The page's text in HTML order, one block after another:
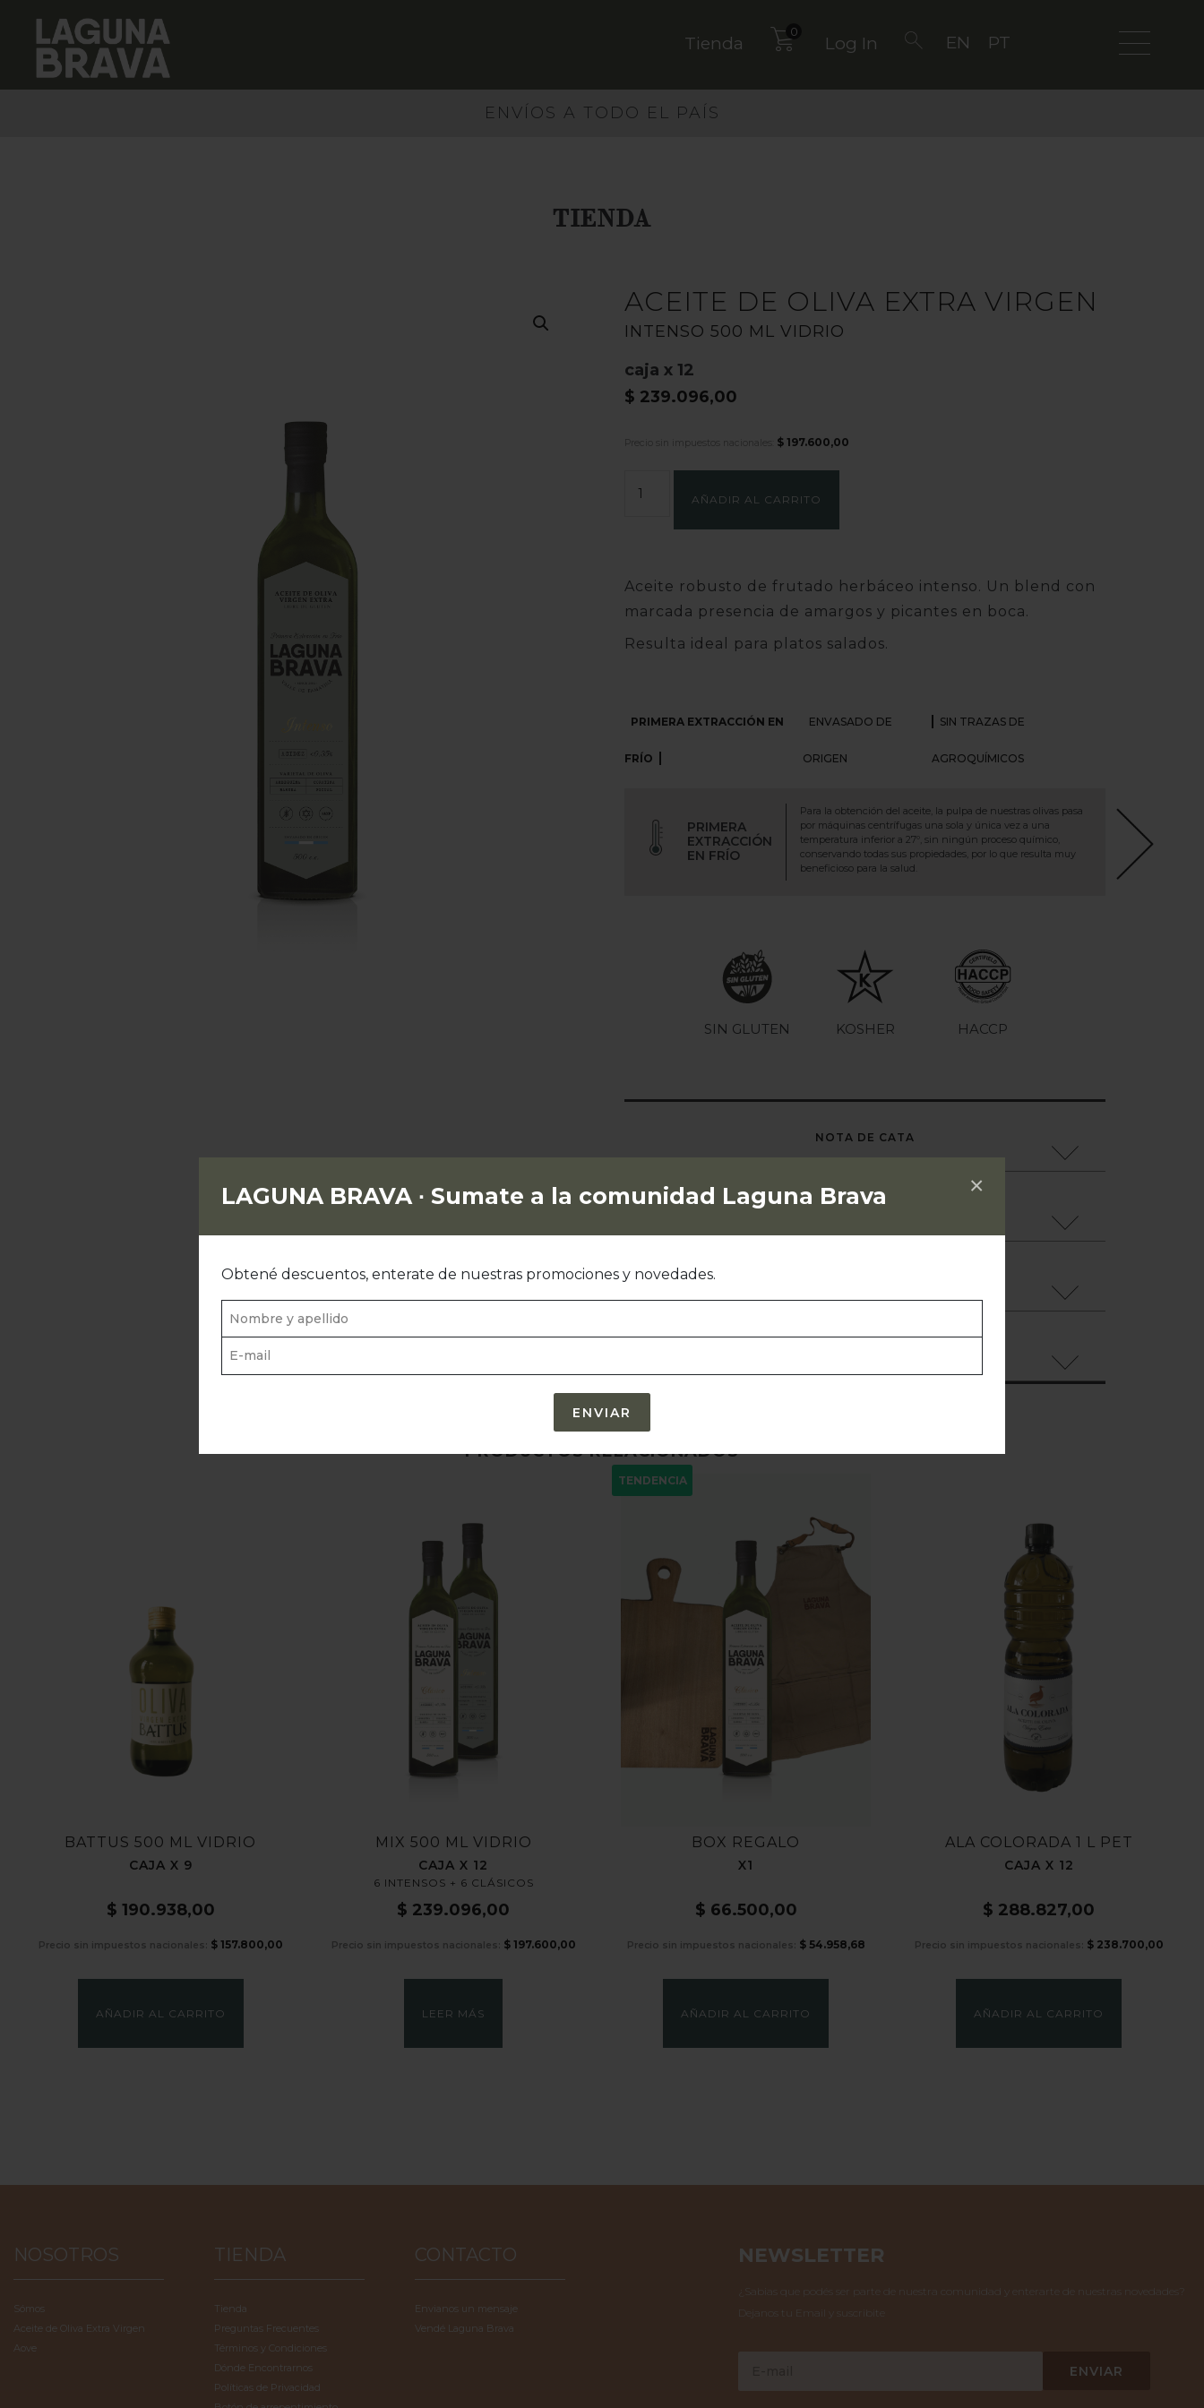
LAGUNA BRAVA ∙ Sumate a la comunidad Laguna Brava
Obtené descuentos, enterate de nuestras promociones y novedades.
×
Tienda
0
Log In EN PT
ENVÍOS A TODO EL PAÍS
TIENDA
ACEITE DE OLIVA EXTRA VIRGEN
INTENSO 500 ML VIDRIO
caja x 12
$ 239.096,00
Precio sin impuestos nacionales: $ 197.600,00
INTENSO
VIDRIO
cantidad
AÑADIR AL CARRITO
Aceite robusto de frutado herbáceo intenso. Un blend con
marcada presencia de amargos y picantes en boca.
Resulta ideal para platos salados.
PRIMERA EXTRACCIÓN EN
FRÍO
ENVASADO DE
ORIGEN
SIN TRAZAS DE
AGROQUÍMICOS
PRIMERA
EXTRACCIÓN
EN FRÍO
Para la obtención del aceite, la pulpa de nuestras olivas pasa
por máquinas centrífugas una sola y única vez a una
temperatura inferior a 27º, sin ningún proceso químico,
conservando todas sus propiedades, por lo que resulta muy
beneficioso para la salud.
SIN GLUTEN KOSHER HACCP
NOTA DE CATA
INFORMACIÓN NUTRICIONAL
PRODUCTOS RELACIONADOS
BATTUS 500 ML VIDRIO
CAJA X 9
$ 190.938,00
Precio sin impuestos nacionales: $157.800,00
AÑADIR AL CARRITO
MIX 500 ML VIDRIO
CAJA X 12
6 INTENSOS + 6 CLÁSICOS
$ 239.096,00
Precio sin impuestos nacionales: $197.600,00
LEER MÁS
TENDENCIA
BOX REGALO
X1
$ 66.500,00
Precio sin impuestos nacionales: $54.958,68
AÑADIR AL CARRITO
ALA COLORADA 1 L PET
CAJA X 12
$ 288.827,00
Precio sin impuestos nacionales: $238.700,00
AÑADIR AL CARRITO
NOSOTROS
Sómos
Aceite de Oliva Extra Virgen
Aove
TIENDA
Tienda
Preguntas Frecuentes
Términos y Condiciones
Dónde Encontrarnos
Políticas de Privacidad
CONTACTO
Envianos un mensaje
Vendé Laguna Brava
NEWSLETTER
¿Sabias que podés ser parte de nuestra comunidad y enterarte de nuestras novedades?
Dejanos tu Email y suscribite